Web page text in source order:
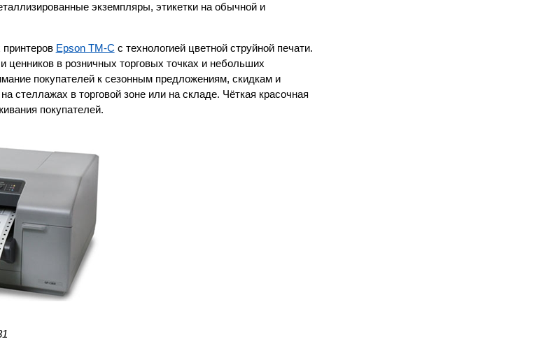
экземпляры, этикетки на обычной и
Epson TM-C с технологией цветной струйной печати.
ценников в розничных торговых точках и небольших
покупателей к сезонным предложениям, скидкам и
стеллажах в торговой зоне или на складе. Чёткая красочная
покупателей.